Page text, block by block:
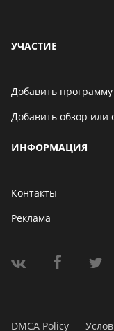
УЧАСТИЕ
Добавить программу
Добавить обзор или
ИНФОРМАЦИЯ
Контакты
Реклама
DMCA Policy